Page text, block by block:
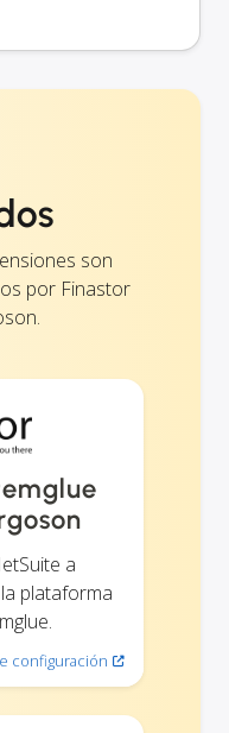
son
por Finastor
a
plataforma
configuración